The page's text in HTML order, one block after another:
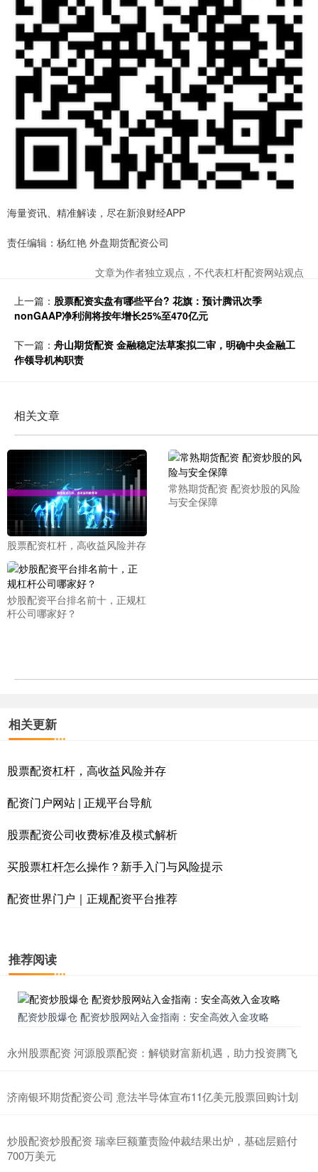
海量资讯、精准解读，尽在新浪财经APP
责任编辑：杨红艳 外盘期货配资公司
文章为作者独立观点，不代表杠杆配资网站观点
上一篇： 股票配资实盘有哪些平台? 花旗：预计腾讯次季
nonGAAP净利润将按年增长25%至470亿元
下一篇： 舟山期货配资 金融稳定法草案拟二审，明确中央金融工
作领导机构职责
相关文章
股票配资杠杆，高收益风险并存
常熟期货配资 配资炒股的风险
与安全保障
炒股配资平台排名前十，正规杠
杆公司哪家好？
相关更新
股票配资杠杆，高收益风险并存
配资门户网站 | 正规平台导航
股票配资公司收费标准及模式解析
买股票杠杆怎么操作？新手入门与风险提示
配资世界门户｜正规配资平台推荐
推荐阅读
配资炒股爆仓 配资炒股网站入金指南：安全高效入金攻略
永州股票配资 河源股票配资：解锁财富新机遇，助力投资腾飞
济南银环期货配资公司 意法半导体宣布11亿美元股票回购计划
炒股配资炒股配资 瑞幸巨额董责险仲裁结果出炉，基础层赔付
700万美元